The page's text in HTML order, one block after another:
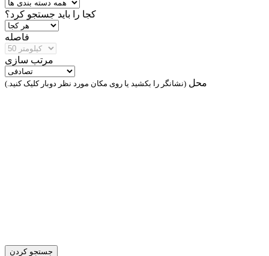
کجا را باید جستجو کرد؟
فاصله
مرتب سازی
محل (نشانگر را بکشید یا روی مکان مورد نظر دوبار کلیک کنید.)
جستجو کردن